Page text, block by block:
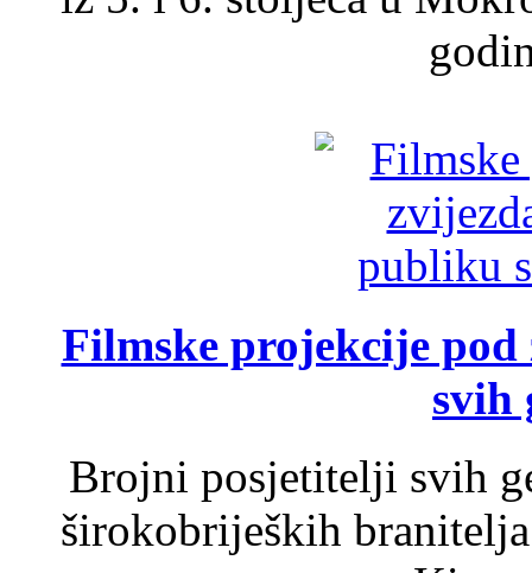
Filmske projekcije
svih
Brojni posjetitelji svih
širokobrijeških